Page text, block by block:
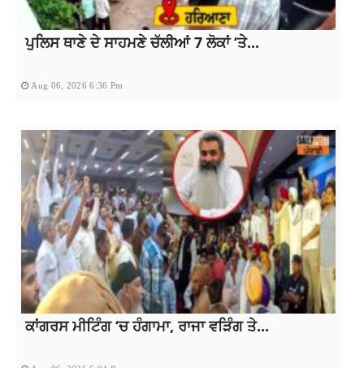
ਪੁਲਿਸ ਥਾਣੇ ਦੇ ਸਾਹਮਣੇ ਚੱਲੀਆਂ 7 ਲੋਕਾਂ ‘ਤੇ...
Aug 06, 2026 6:36 Pm
ਕਾਂਗਰਸ ਮੀਟਿੰਗ ‘ਚ ਹੰਗਾਮਾ, ਰਾਜਾ ਵੜਿੰਗ ਤੇ...